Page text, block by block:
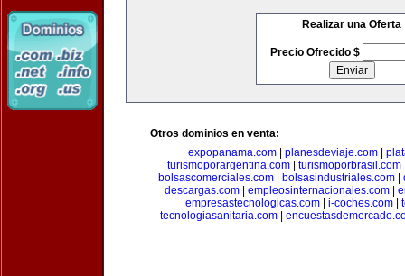
Realizar una Oferta
Precio Ofrecido $
Otros dominios en venta:
expopanama.com| planesdeviaje.com|
turismoporargentina.com| turismoporbrasil.com
bolsascomerciales.com
bolsasindustriales.com
descargas.com
empleosinternacionales.com
empresastecnologicas.com
i-coches.com
tecnologiasanitaria.com|